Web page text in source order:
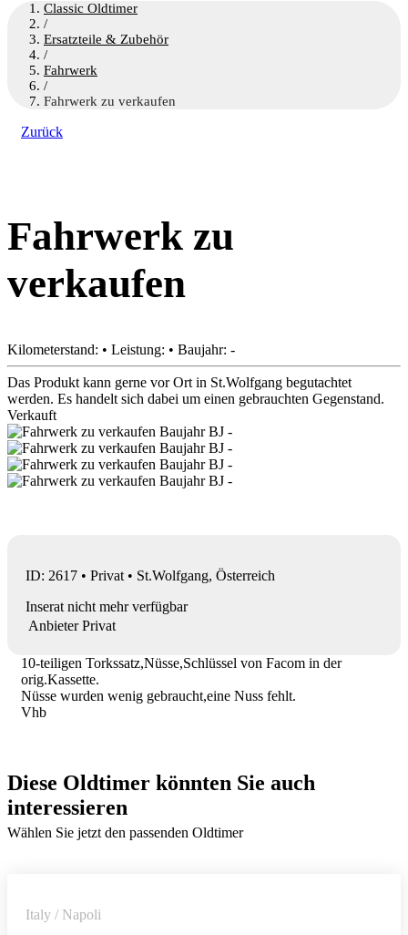
Classic Oldtimer
/
Ersatzteile & Zubehör
/
Fahrwerk
/
Fahrwerk zu verkaufen
Zurück
Fahrwerk zu
verkaufen
Kilometerstand: • Leistung: • Baujahr: -
Das Produkt kann gerne vor Ort in St.Wolfgang begutachtet
werden. Es handelt sich dabei um einen gebrauchten Gegenstand.
Verkauft
ID: 2617 • Privat • St.Wolfgang, Österreich
Inserat nicht mehr verfügbar
Anbieter Privat
10-teiligen Torkssatz,Nüsse,Schlüssel von Facom in der
orig.Kassette.
Nüsse wurden wenig gebraucht,eine Nuss fehlt.
Vhb
Diese Oldtimer könnten Sie auch
interessieren
Wählen Sie jetzt den passenden Oldtimer
Italy / Napoli